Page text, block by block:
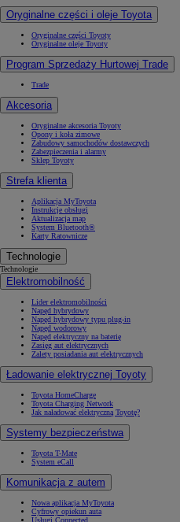
Oryginalne części i oleje Toyota
Oryginalne części Toyoty
Oryginalne oleje Toyoty
Program Sprzedaży Hurtowej Trade
Trade
Akcesoria
Oryginalne akcesoria Toyoty
Opony i koła zimowe
Zabudowy samochodów dostawczych
Zabezpieczenia i alarmy
Sklep Toyoty
Strefa klienta
Aplikacja MyToyota
Instrukcje obsługi
Aktualizacja map
System Bluetooth®
Karty Ratownicze
Technologie
Technologie
Elektromobilność
Lider elektromobilności
Napęd hybrydowy
Napęd hybrydowy typu plug-in
Napęd wodorowy
Napęd elektryczny na baterię
Zasięg aut elektrycznych
Zalety posiadania aut elektrycznych
Ładowanie elektrycznej Toyoty
Toyota HomeCharge
Toyota Charging Network
Jak naładować elektryczną Toyotę?
Systemy bezpieczeństwa
Toyota T-Mate
System eCall
Komunikacja z autem
Nowa aplikacja MyToyota
Cyfrowy opiekun auta
Usługi Connected